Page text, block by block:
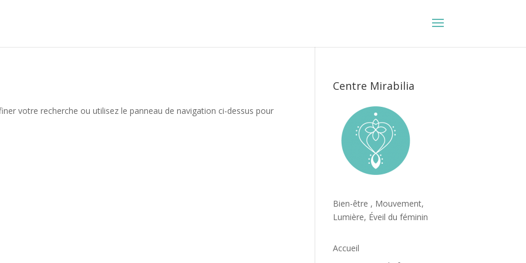
votre recherche ou utilisez le panneau de navigation ci-dessus pour
Centre Mirabilia
Bien-être , Mouvement,
Lumière, Éveil du féminin
Accueil